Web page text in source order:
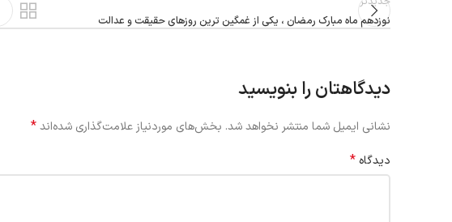
نوزدهم ماه مبارک رمضان ، یکی از غمگین ترین روزهای حقیقت و عدالت
دیدگاهتان را بنویسید
نشانی ایمیل شما منتشر نخواهد شد. بخش‌های موردنیاز علامت‌گذاری شده‌اند*
دیدگاه *